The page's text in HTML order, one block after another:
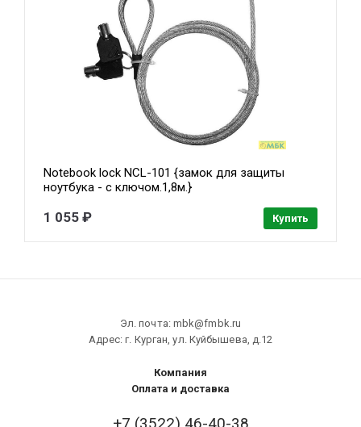
Notebook lock NCL-101 {замок для защиты
ноутбука - с ключом.1,8м.}
1 055 ₽ Купить
Эл. почта: mbk@fmbk.ru
Адрес: г. Курган, ул. Куйбышева, д.12
Компания
Оплата и доставка